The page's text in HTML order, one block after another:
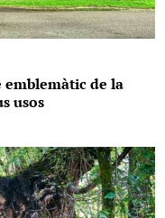
emblemàtic de la
usos